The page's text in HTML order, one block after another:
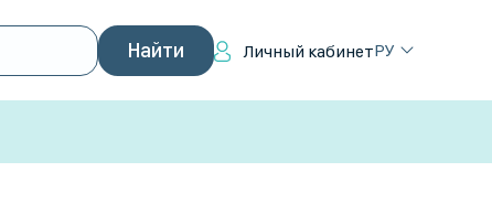
Личный кабинетРУ